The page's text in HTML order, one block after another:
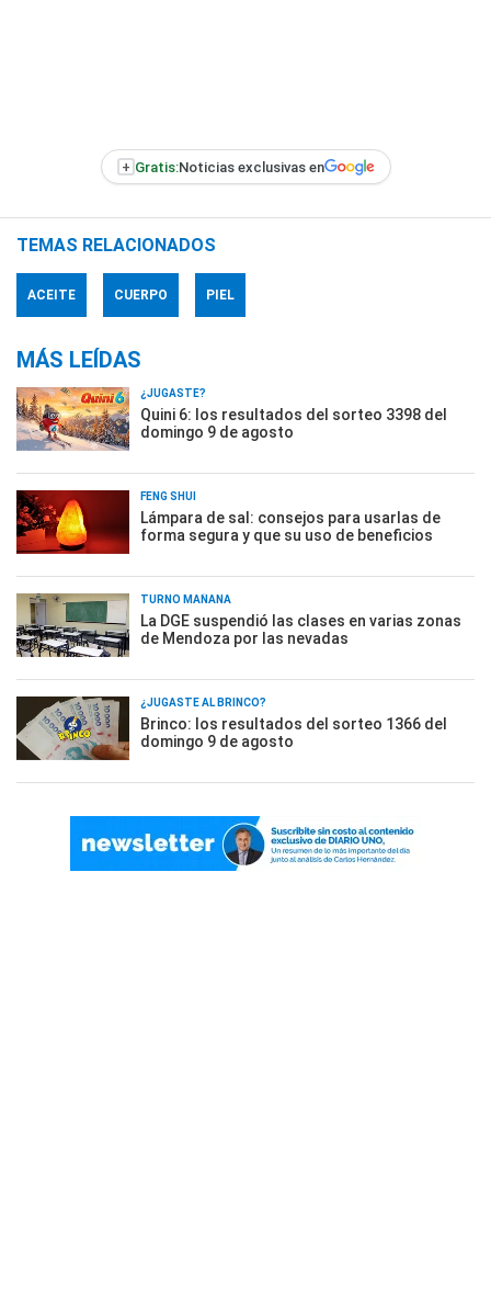
+ Gratis:Noticias exclusivas en
TEMAS RELACIONADOS
ACEITE CUERPO PIEL
MÁS LEÍDAS
¿JUGASTE?
Quini 6: los resultados del sorteo 3398 del
domingo 9 de agosto
FENG SHUI
Lámpara de sal: consejos para usarlas de
forma segura y que su uso de beneficios
TURNO MAÑANA
La DGE suspendió las clases en varias zonas
de Mendoza por las nevadas
¿JUGASTE AL BRINCO?
Brinco: los resultados del sorteo 1366 del
domingo 9 de agosto